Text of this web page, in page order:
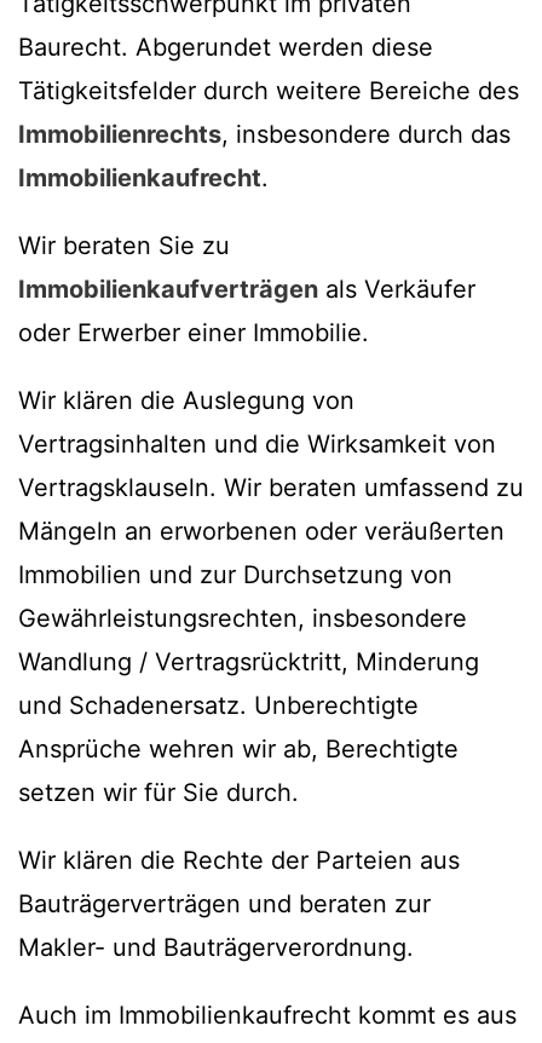
Baurecht. Abgerundet werden diese
Tätigkeitsfelder durch weitere Bereiche des
Immobilienrechts, insbesondere durch das
Immobilienkaufrecht.
Wir beraten Sie zu
Immobilienkaufverträgen als Verkäufer
oder Erwerber einer Immobilie.
Wir klären die Auslegung von
Vertragsinhalten und die Wirksamkeit von
Vertragsklauseln. Wir beraten umfassend zu
Mängeln an erworbenen oder veräußerten
Immobilien und zur Durchsetzung von
Gewährleistungsrechten, insbesondere
Wandlung / Vertragsrücktritt, Minderung
und Schadenersatz. Unberechtigte
Ansprüche wehren wir ab, Berechtigte
setzen wir für Sie durch.
Wir klären die Rechte der Parteien aus
Bauträgerverträgen und beraten zur
Makler- und Bauträgerverordnung.
Auch im Immobilienkaufrecht kommt es aus